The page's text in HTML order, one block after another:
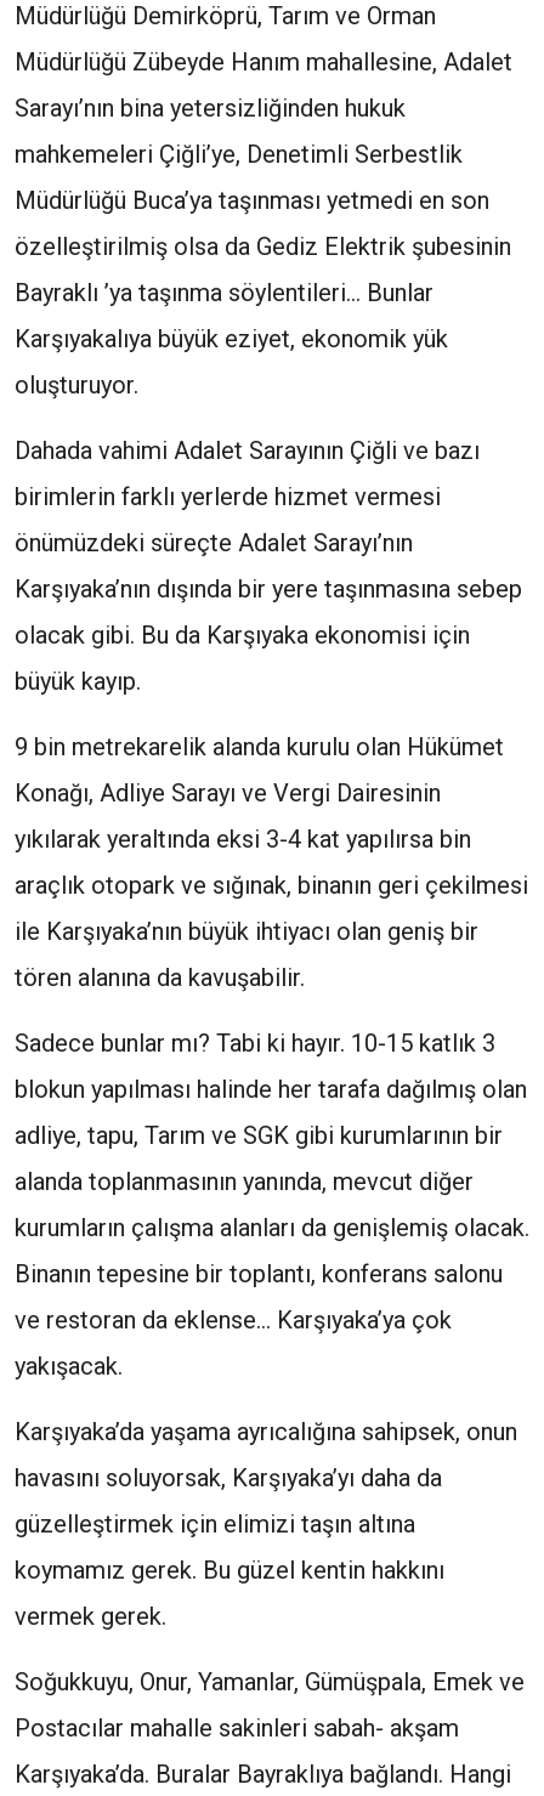
Müdürlüğü Demirköprü, Tarım ve Orman
Müdürlüğü Zübeyde Hanım mahallesine, Adalet
Sarayı’nın bina yetersizliğinden hukuk
mahkemeleri Çiğli’ye, Denetimli Serbestlik
Müdürlüğü Buca’ya taşınması yetmedi en son
özelleştirilmiş olsa da Gediz Elektrik şubesinin
Bayraklı ’ya taşınma söylentileri… Bunlar
Karşıyakalıya büyük eziyet, ekonomik yük
oluşturuyor.
Dahada vahimi Adalet Sarayının Çiğli ve bazı
birimlerin farklı yerlerde hizmet vermesi
önümüzdeki süreçte Adalet Sarayı’nın
Karşıyaka’nın dışında bir yere taşınmasına sebep
olacak gibi. Bu da Karşıyaka ekonomisi için
büyük kayıp.
9 bin metrekarelik alanda kurulu olan Hükümet
Konağı, Adliye Sarayı ve Vergi Dairesinin
yıkılarak yeraltında eksi 3-4 kat yapılırsa bin
araçlık otopark ve sığınak, binanın geri çekilmesi
ile Karşıyaka’nın büyük ihtiyacı olan geniş bir
tören alanına da kavuşabilir.
Sadece bunlar mı? Tabi ki hayır. 10-15 katlık 3
blokun yapılması halinde her tarafa dağılmış olan
adliye, tapu, Tarım ve SGK gibi kurumlarının bir
alanda toplanmasının yanında, mevcut diğer
kurumların çalışma alanları da genişlemiş olacak.
Binanın tepesine bir toplantı, konferans salonu
ve restoran da eklense… Karşıyaka’ya çok
yakışacak.
Karşıyaka’da yaşama ayrıcalığına sahipsek, onun
havasını soluyorsak, Karşıyaka’yı daha da
güzelleştirmek için elimizi taşın altına
koymamız gerek. Bu güzel kentin hakkını
vermek gerek.
Soğukkuyu, Onur, Yamanlar, Gümüşpala, Emek ve
Postacılar mahalle sakinleri sabah- akşam
Karşıyaka’da. Buralar Bayraklıya bağlandı. Hangi